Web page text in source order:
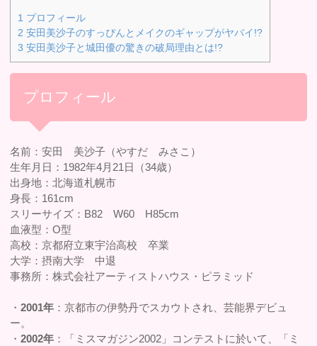
1 プロフィール
2 安田美沙子のすっぴんとメイクのギャップがヤバイ!?
3 安田美沙子と城田優の驚きの破局理由とは!?
プロフィール
名前：安田 美沙子（やすだ みさこ）
生年月日：1982年4月21日（34歳）
出身地：北海道札幌市
身長：161cm
スリーサイズ：B82 W60 H85cm
血液型：O型
高校：京都府立東宇治高校 卒業
大学：摂南大学 中退
事務所：株式会社アーティストハウス・ピラミッド
・2001年 ：京都市の伊勢丹でスカウトされ、芸能界デビュ
ー。
・2002年 ：「ミスマガジン2002」コンテストに於いて、「ミ